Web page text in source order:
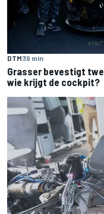
DTM39 min
Grasser bevestigt
wie krijgt de cockpit?